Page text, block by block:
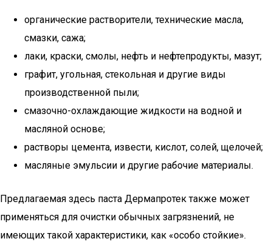
органические растворители, технические масла,
смазки, сажа;
лаки, краски, смолы, нефть и нефтепродукты, мазут;
графит, угольная, стекольная и другие виды
производственной пыли;
смазочно-охлаждающие жидкости на водной и
масляной основе;
растворы цемента, извести, кислот, солей, щелочей;
масляные эмульсии и другие рабочие материалы.
Предлагаемая здесь паста Дермапротек также может
применяться для очистки обычных загрязнений, не
имеющих такой характеристики, как «особо стойкие».